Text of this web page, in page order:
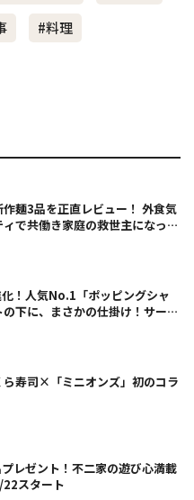
#料理
麺3品を正直レビュー！ 外食気
で共働き家庭の救世主になって
！人気No.1「ポッピングシャ
下に、まさかの仕掛け！サーテ
寿司×「ミニオンズ」初のコラ
レゼント！不二家の遊び心満載
スタート